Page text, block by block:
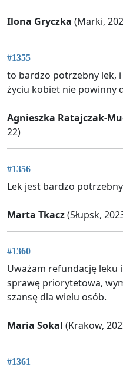
Ilona Gryczka (Marki,
#1355
to bardzo potrzebny lek, i
życiu kobiet nie powinny
Agnieszka Ratajczak-
22)
#1356
Lek jest bardzo
Marta Tkacz(Słupsk,
#1360
Uważam refundację leku
sprawę priorytetowa,
szansę dla wielu osób.
Maria Sokal (Krakow,
#1361